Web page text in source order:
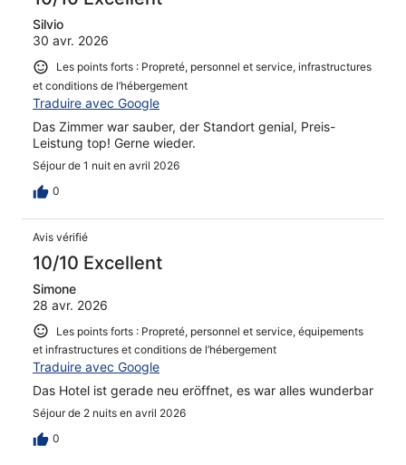
Silvio
30 avr. 2026
Les points forts : Propreté, personnel et service, infrastructures
et conditions de l’hébergement
Traduire avec Google
Das Zimmer war sauber, der Standort genial, Preis-
Leistung top! Gerne wieder.
Séjour de 1 nuit en avril 2026
0
Avis vérifié
10/10 Excellent
Simone
28 avr. 2026
Les points forts : Propreté, personnel et service, équipements
et infrastructures et conditions de l’hébergement
Traduire avec Google
Das Hotel ist gerade neu eröffnet, es war alles wunderbar
Séjour de 2 nuits en avril 2026
0